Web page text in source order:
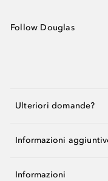
Follow Douglas
Ulteriori domande?
Informazioni
Informazioni